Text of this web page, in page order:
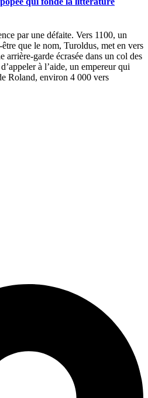
par une défaite. Vers 1100, un
que le nom, Turoldus, met en vers
arrière-garde écrasée dans un col des
à l’aide, un empereur qui
Roland, environ 4 000 vers